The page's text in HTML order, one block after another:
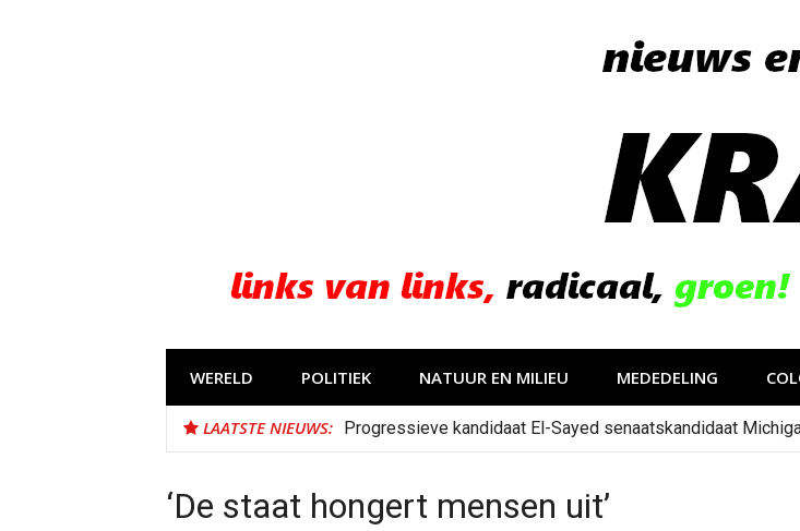
WERELD POLITIEK NATUUR EN MILIEU MEDEDELING
LAATSTE NIEUWS: Progressieve kandidaat El-Sayed senaatskandidaat
‘De staat hongert mensen uit’